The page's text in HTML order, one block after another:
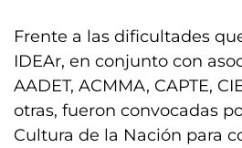
Frente a las dificultades
IDEAr, en conjunto con
AADET, ACMMA, CAPTE,
otras, fueron convocadas
Cultura de la Nación para